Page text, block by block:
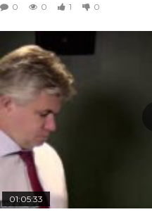
0
0 1 0
01:05:33